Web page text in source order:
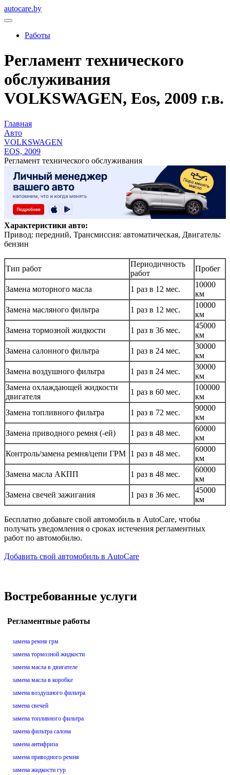
autocare.by
Работы
Регламент технического
обслуживания
VOLKSWAGEN, Eos, 2009 г.в.
Главная
Авто
VOLKSWAGEN
EOS, 2009
Регламент технического обслуживания
Характеристики авто:
Привод: передний, Трансмиссия: автоматическая, Двигатель:
бензин
Тип работ
Периодичность
работ
Пробег
Замена моторного масла 1 раз в 12 мес.
10000
км
Замена масляного фильтра
1 раз в 12 мес.
10000
км
Замена тормозной жидкости
1 раз в 36 мес.
45000
км
Замена салонного фильтра
1 раз в 24 мес.
30000
км
Замена воздушного фильтра
1 раз в 24 мес.
30000
км
Замена охлаждающей жидкости
двигателя
1 раз в 60 мес.
100000
км
Замена топливного фильтра
1 раз в 72 мес.
90000
км
Замена приводного ремня (-ей)
1 раз в 48 мес.
60000
км
Контроль/замена ремня/цепи ГРМ 1 раз в 48 мес.
60000
км
Замена масла АКПП
1 раз в 48 мес.
60000
км
Замена свечей зажигания
1 раз в 36 мес.
45000
км
Бесплатно добавьте свой автомобиль в AutoCare, чтобы
получать уведомления о сроках истечения регламентных
работ по автомобилю.
Добавить свой автомобиль в AutoCare
Востребованные услуги
Регламентные работы
замена ремня грм
замена тормозной жидкости
замена масла в двигателе
замена масла в коробке
замена воздушного фильтра
замена свечей
замена топливного фильтра
замена фильтра салона
замена антифриза
замена приводного ремня
замена жидкости гур